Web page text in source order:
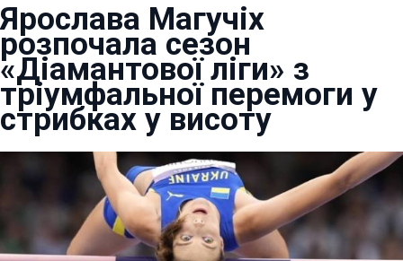
Ярослава Магучіх
розпочала сезон
«Діамантової ліги» з
тріумфальної перемоги у
стрибках у висоту